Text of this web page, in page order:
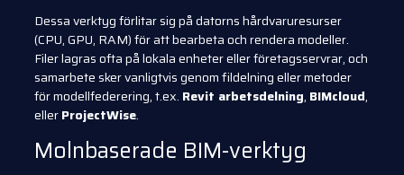
Dessa verktyg förlitar sig på datorns hårdvaruresurser
(CPU, GPU, RAM) för att bearbeta och rendera modeller.
Filer lagras ofta på lokala enheter eller företagsservrar, och
samarbete sker vanligtvis genom fildelning eller metoder
för modellfederering, t.ex. Revit arbetsdelning, BIMcloud,
ellerProjectWise.
Molnbaserade BIM-verktyg